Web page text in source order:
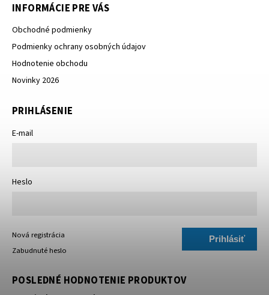
INFORMÁCIE PRE VÁS
Obchodné podmienky
Podmienky ochrany osobných údajov
Hodnotenie obchodu
Novinky 2026
PRIHLÁSENIE
E-mail
Heslo
Prihlásiť
Nová registrácia
Zabudnuté heslo
POSLEDNÉ HODNOTENIE PRODUKTOV